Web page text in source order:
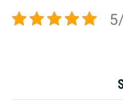
Nén Delonghi